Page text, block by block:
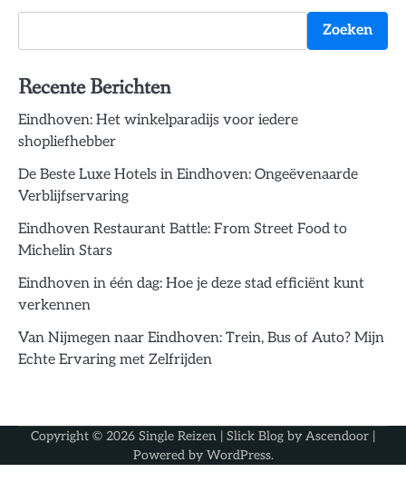
Zoeken
Recente Berichten
Eindhoven: Het winkelparadijs voor iedere
shopliefhebber
De Beste Luxe Hotels in Eindhoven: Ongeëvenaarde
Verblijfservaring
Eindhoven Restaurant Battle: From Street Food to
Michelin Stars
Eindhoven in één dag: Hoe je deze stad efficiënt kunt
verkennen
Van Nijmegen naar Eindhoven: Trein, Bus of Auto? Mijn
Echte Ervaring met Zelfrijden
Copyright © 2026 Single Reizen | Slick Blog by Ascendoor |
Powered by WordPress.